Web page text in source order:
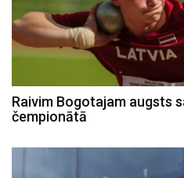
Raivim Bogotajam augsts
čempionātā